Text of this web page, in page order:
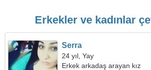
Erkekler ve kadınlar
Serra
24 yıl, Yay
Erkek arkadaş arayan kız